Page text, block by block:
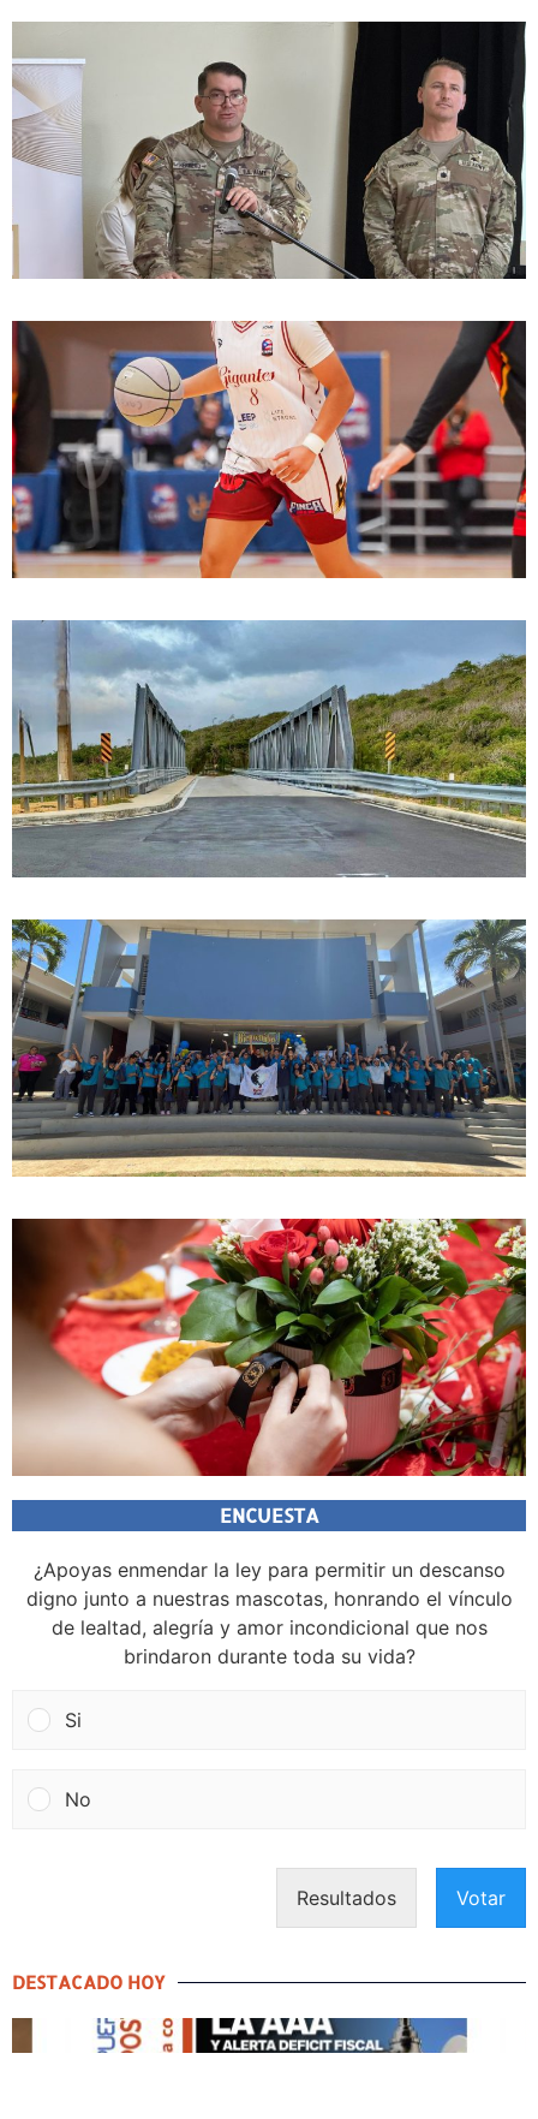
ENCUESTA
¿Apoyas enmendar la ley para permitir un descanso
digno junto a nuestras mascotas, honrando el vínculo
de lealtad, alegría y amor incondicional que nos
brindaron durante toda su vida?
Si
No
Resultados Votar
DESTACADO HOY